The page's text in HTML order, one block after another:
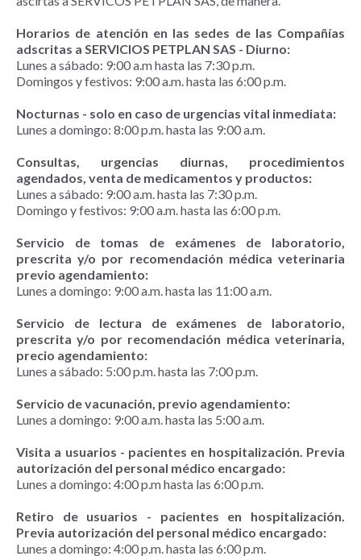
Horarios de atención en las sedes de las Compañías
adscritas a SERVICIOS PETPLAN SAS - Diurno:
Lunes a sábado: 9:00 a.m hasta las 7:30 p.m.
Domingos y festivos: 9:00 a.m. hasta las 6:00 p.m.
Nocturnas - solo en caso de urgencias vital inmediata:
Lunes a domingo: 8:00 p.m. hasta las 9:00 a.m.
Consultas, urgencias diurnas, procedimientos
agendados, venta de medicamentos y productos:
Lunes a sábado: 9:00 a.m. hasta las 7:30 p.m.
Domingo y festivos: 9:00 a.m. hasta las 6:00 p.m.
Servicio de tomas de exámenes de laboratorio,
prescrita y/o por recomendación médica veterinaria
previo agendamiento:
Lunes a domingo: 9:00 a.m. hasta las 11:00 a.m.
Servicio de lectura de exámenes de laboratorio,
prescrita y/o por recomendación médica veterinaria,
precio agendamiento:
Lunes a sábado: 5:00 p.m. hasta las 7:00 p.m.
Servicio de vacunación, previo agendamiento:
Lunes a domingo: 9:00 a.m. hasta las 5:00 a.m.
Visita a usuarios - pacientes en hospitalización. Previa
autorización del personal médico encargado:
Lunes a domingo: 4:00 p.m hasta las 6:00 p.m.
Retiro de usuarios - pacientes en hospitalización.
Previa autorización del personal médico encargado:
Lunes a domingo: 4:00 p.m. hasta las 6:00 p.m.